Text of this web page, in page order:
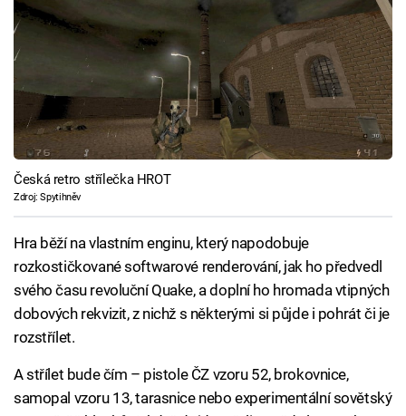
Česká retro střílečka HROT
Zdroj: Spytihněv
Hra běží na vlastním enginu, který napodobuje
rozkostičkované softwarové renderování, jak ho předvedl
svého času revoluční Quake, a doplní ho hromada vtipných
dobových rekvizit, z nichž s některými si půjde i pohrát či je
rozstřílet.
A střílet bude čím – pistole ČZ vzoru 52, brokovnice,
samopal vzoru 13, tarasnice nebo experimentální sovětský